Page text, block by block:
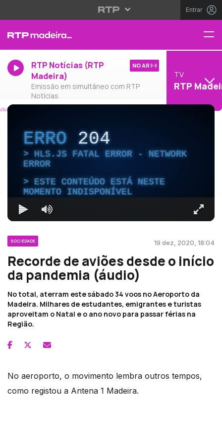
Entrar
RTP Notícias (RTP
Madeira)
Emissão em simultâneo com RTP
Notícias
NO AR
TV
RTP
ERRO204
HLS.JS FATAL ERROR - NETWORK
ERROR
ESTE CONTEÚDO ESTÁ NESTE
MOMENTO INDISPONÍVEL
SOCIEDADE 19 dez, 2020, 18:04
Recorde de aviões desde o início
da pandemia (áudio)
No total, aterram este sábado 34 voos no Aeroporto da
Madeira. Milhares de estudantes, emigrantes e turistas
aproveitam o Natal e o ano novo para passar férias na
Região.
No aeroporto, o movimento lembra outros tempos,
como registou a Antena 1 Madeira.